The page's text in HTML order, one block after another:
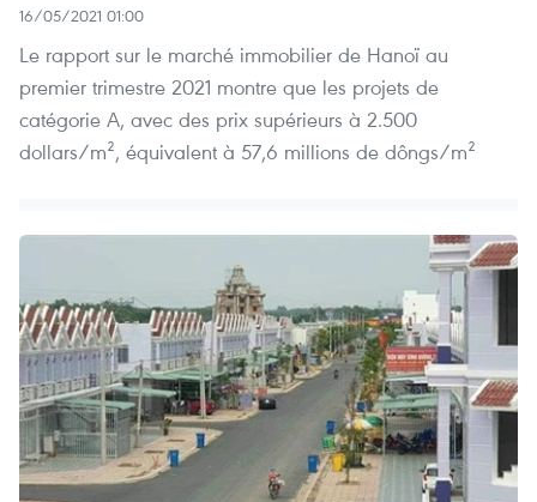
16/05/2021 01:00
Le rapport sur le marché immobilier de Hanoï au
premier trimestre 2021 montre que les projets de
catégorie A, avec des prix supérieurs à 2.500
dollars/m², équivalent à 57,6 millions de dôngs/m²